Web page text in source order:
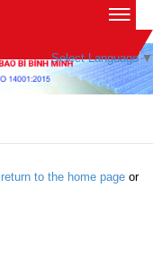
Select Language ▼
return to the home page or